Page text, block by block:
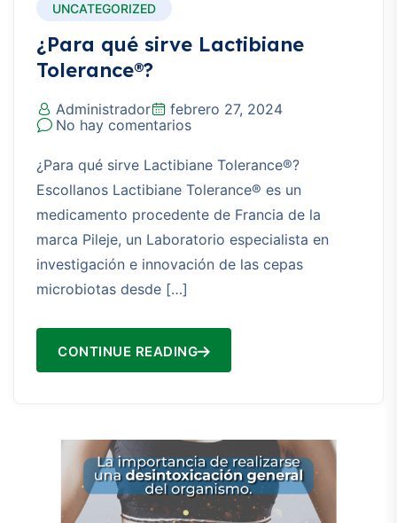
UNCATEGORIZED
¿Para qué sirve Lactibiane
Tolerance®?
Administrador
febrero 27, 2024
No hay comentarios
¿Para qué sirve Lactibiane Tolerance®?
Escollanos Lactibiane Tolerance® es un
medicamento procedente de Francia de la
marca Pileje, un Laboratorio especialista en
investigación e innovación de las cepas
microbiotas desde […]
CONTINUE READING